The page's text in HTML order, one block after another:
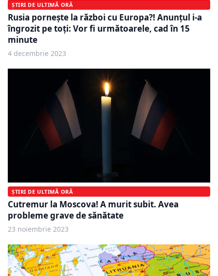
ȘTIRI DE ULTIMĂ ORĂ
Rusia porneşte la război cu Europa?! Anunţul i-a
îngrozit pe toţi: Vor fi următoarele, cad în 15
minute
4 decembrie 2023
ȘTIRI DE ULTIMĂ ORĂ
Cutremur la Moscova! A murit subit. Avea
probleme grave de sănătate
23 noiembrie 2023